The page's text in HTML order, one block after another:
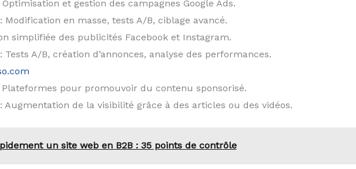
et gestion des campagnes Google Ads.
Modification en masse, tests A/B, ciblage avancé.
simplifiée des publicités Facebook et Instagram.
Tests A/B, création d’annonces, analyse des performances.
pour promouvoir du contenu sponsorisé.
Augmentation de la visibilité grâce à des articles ou des vidéos.
un site web en B2B : 35 points de contrôle